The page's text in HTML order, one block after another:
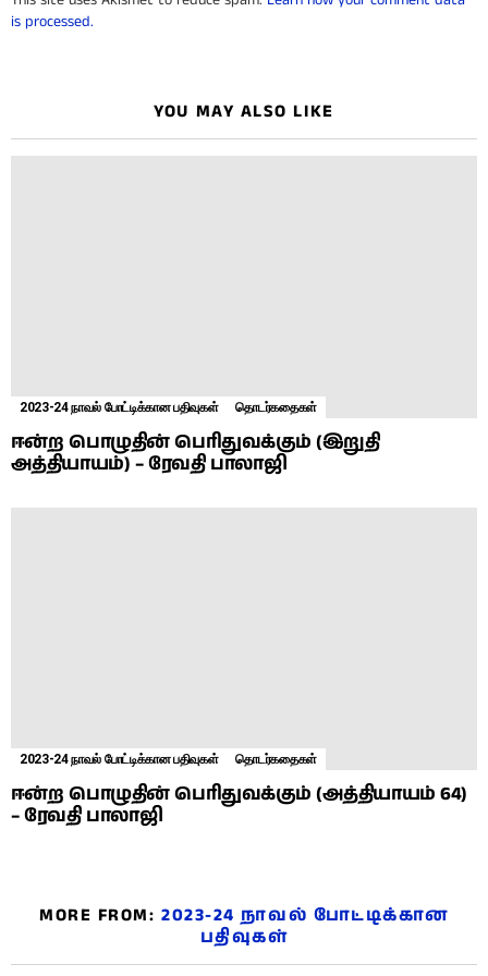
is processed.
YOU MAY ALSO LIKE
2023-24 நாவல் போட்டிக்கான பதிவுகள் தொடர்கதைகள்
ஈன்ற பொழுதின் பெரிதுவக்கும் (இறுதி
அத்தியாயம்) – ரேவதி பாலாஜி
2023-24 நாவல் போட்டிக்கான பதிவுகள் தொடர்கதைகள்
ஈன்ற பொழுதின் பெரிதுவக்கும் (அத்தியாயம் 64)
– ரேவதி பாலாஜி
MORE FROM:2023-24 நாவல் போட்டிக்கான
பதிவுகள்